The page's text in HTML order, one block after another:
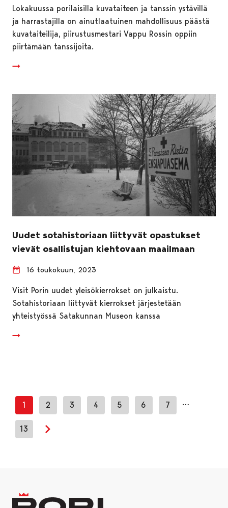
Lokakuussa porilaisilla kuvataiteen ja tanssin ystävillä
ja harrastajilla on ainutlaatuinen mahdollisuus päästä
kuvataiteilija, piirustusmestari Vappu Rossin oppiin
piirtämään tanssijoita.
Uudet sotahistoriaan liittyvät opastukset
vievät osallistujan kiehtovaan maailmaan
16 toukokuun, 2023
Visit Porin uudet yleisökierrokset on julkaistu.
Sotahistoriaan liittyvät kierrokset järjestetään
yhteistyössä Satakunnan Museon kanssa
1 2 3 4 5 6 7 …
13